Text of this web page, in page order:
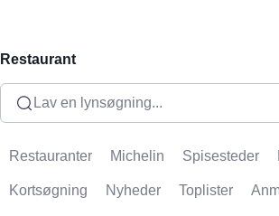
Restaurant
Lav en lynsøgning...
Restauranter Michelin Spisesteder
Kortsøgning Nyheder Toplister